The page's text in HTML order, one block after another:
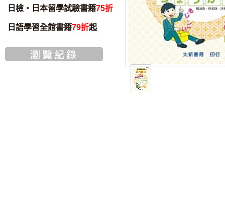
日檢・日本留學試驗書籍75折
日語學習全館書籍79折起